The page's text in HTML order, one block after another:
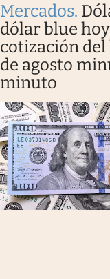
Mercados.
dólar blue
cotización del
de agosto
minuto